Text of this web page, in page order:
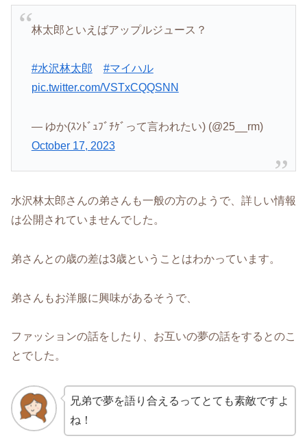
林太郎といえばアップルジュース？
#水沢林太郎
#マイハル
pic.twitter.com/VSTxCQQSNN
— ゆか(ｽﾝﾄﾞｭﾌﾞﾁｹﾞって言われたい) (@25__rm)
October 17, 2023
水沢林太郎さんの弟さんも一般の方のようで、詳しい情報
は公開されていませんでした。
弟さんとの歳の差は3歳ということはわかっています。
弟さんもお洋服に興味があるそうで、
ファッションの話をしたり、お互いの夢の話をするとのこ
とでした。
兄弟で夢を語り合えるってとても素敵ですよ
ね！